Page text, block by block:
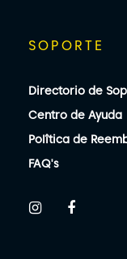
SOPORTE
Directorio de
Centro de Ayuda
Polîtica de
FAQ's